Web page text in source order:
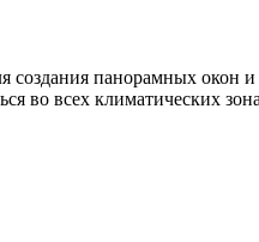
панорамных окон
во всех климатических